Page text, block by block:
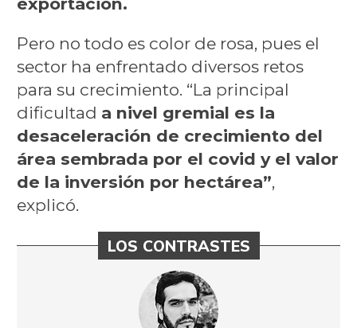
Pero no todo es color de rosa, pues el
sector ha enfrentado diversos retos
para su crecimiento. “La principal
dificultad a nivel gremial es la
desaceleración de crecimiento del
área sembrada por el covid y el valor
de la inversión por hectárea”,
explicó.
LOS CONTRASTES